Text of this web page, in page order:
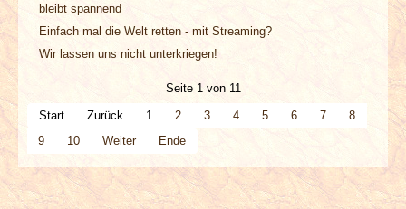
bleibt spannend
Einfach mal die Welt retten - mit Streaming?
Wir lassen uns nicht unterkriegen!
Seite 1 von 11
Start
Zurück 1 2 3 4 5 6 7
8
9
10 Weiter Ende